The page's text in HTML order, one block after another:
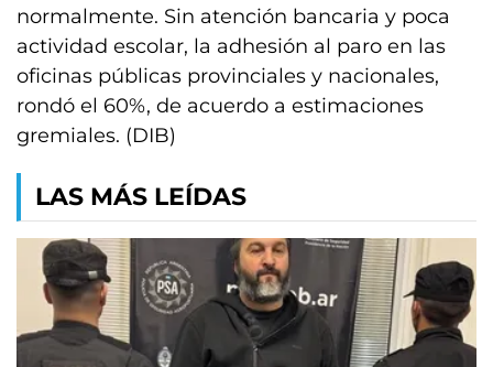
normalmente. Sin atención bancaria y poca
actividad escolar, la adhesión al paro en las
oficinas públicas provinciales y nacionales,
rondó el 60%, de acuerdo a estimaciones
gremiales. (DIB)
LAS MÁS LEÍDAS